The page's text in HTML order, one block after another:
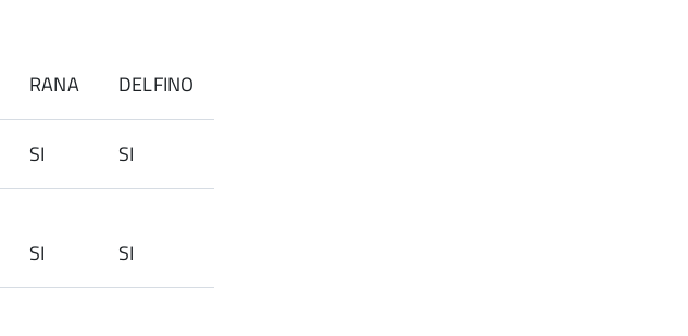
RANA DELFINO
SI SI
SI SI